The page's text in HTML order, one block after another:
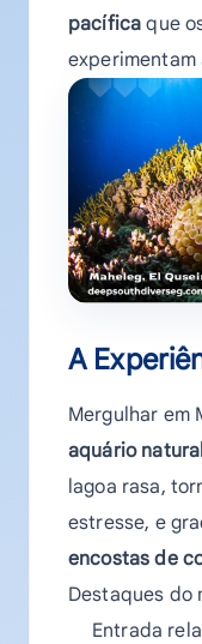
pacífica que
experimentam
A
Mergulhar em
aquário natural
lagoa rasa,
estresse, e
encostas de
Destaques do
Entrada